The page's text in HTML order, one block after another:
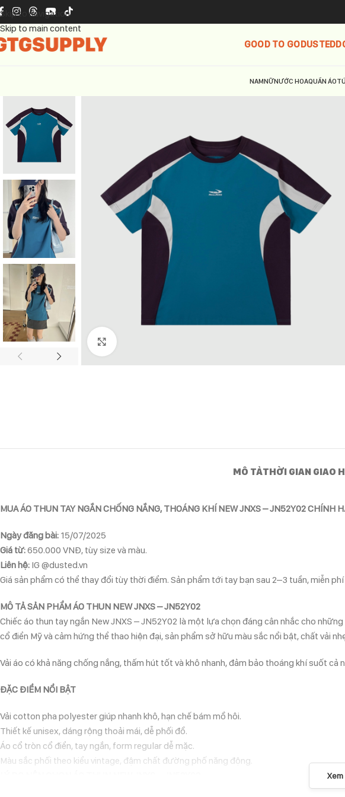
Skip to navigation
Skip to main content
GOOD TO GODUSTED
NAMNỮNƯỚC HOAQUẦN ÁO
MÔ TẢTHỜI GIAN GIAO
MUA ÁO THUN TAY NGẮN CHỐNG NẮNG, THOÁNG KHÍ NEW JNXS – JN52Y02 CHÍNH
Ngày đăng bài: 15/07/2025
Giá từ:650.000 VNĐ, tùy size và màu.
Liên hệ: IG @dusted.vn
Giá sản phẩm có thể thay đổi tùy thời điểm. Sản phẩm tới tay bạn sau 2–3 tuần, miễn phí
MÔ TẢ SẢN PHẨM ÁO THUN NEW JNXS – JN52Y02
Chiếc áo thun tay ngắn New JNXS – JN52Y02 là một lựa chọn đáng cân nhắc cho
cổ điển Mỹ và cảm hứng thể thao hiện đại, sản phẩm sở hữu màu sắc nổi bật, chất vải
Vải áo có khả năng chống nắng, thấm hút tốt và khô nhanh, đảm bảo thoáng khí suốt
ĐẶC ĐIỂM NỔI BẬT
Vải cotton pha polyester giúp nhanh khô, hạn chế bám mồ hôi.
Thiết kế unisex, dáng rộng thoải mái, dễ phối đồ.
Áo cổ tròn cổ điển, tay ngắn, form regular dễ mặc.
Màu sắc phối theo kiểu vintage, đậm chất đường phố năng động.
Không chỉ đơn thuần là một chiếc áo thể thao, JNXS – JN52Y02 còn là lời khẳng định